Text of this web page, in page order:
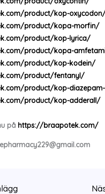
product/kop-
product/kopa-morfin/
product/kop-lyrica/
product/kopa-
product/kop-kodein/
product/fentanyl/
product/kop-
product/kop-adderall/
på https://braapotek.com/